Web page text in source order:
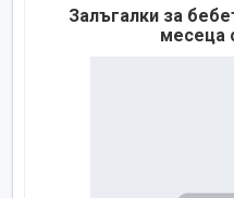
Залъгалки за
месеца